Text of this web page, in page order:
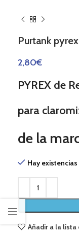
Purtank
2,80€
PYREX de
para
de la
Hay existencias
Añadir a la lista